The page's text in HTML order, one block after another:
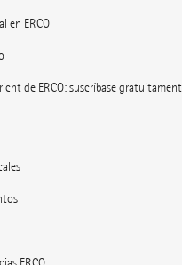
en ERCO
de ERCO: suscríbase